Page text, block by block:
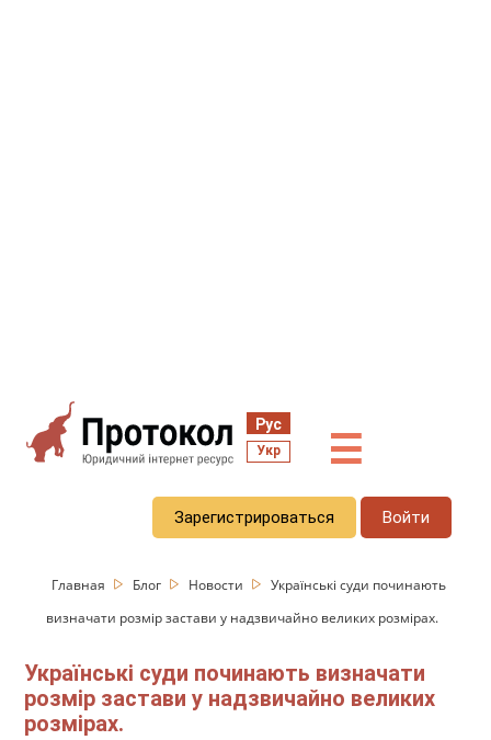
Рус
Укр ☰
Зарегистрироваться Войти
Главная Блог Новости
Українські суди починають
визначати розмір застави у надзвичайно великих розмірах.
Українські суди починають визначати
розмір застави у надзвичайно великих
розмірах.